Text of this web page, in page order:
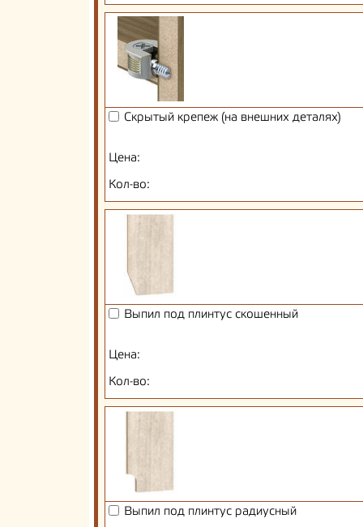
Скрытый крепеж (на внешних деталях)
Цена:
Кол-во:
Выпил под плинтус скошенный
Цена:
Кол-во:
Выпил под плинтус радиусный